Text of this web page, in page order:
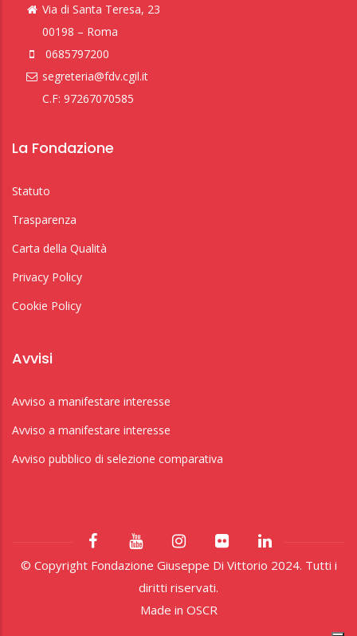
Via di Santa Teresa, 23
00198 – Roma
0685797200
segreteria@fdv.cgil.it
C.F: 97267070585
La Fondazione
Statuto
Trasparenza
Carta della Qualità
Privacy Policy
Cookie Policy
Avvisi
Avviso a manifestare interesse
Avviso a manifestare interesse
Avviso pubblico di selezione comparativa
© Copyright Fondazione Giuseppe Di Vittorio 2024. Tutti i
diritti riservati.
Made in OSCR